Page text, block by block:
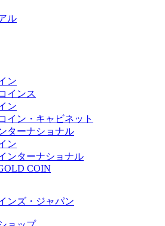
ル
ン
インス
ン
イン・キャビネット
ターナショナル
ン
ンターナショナル
COIN
ンズ・ジャパン